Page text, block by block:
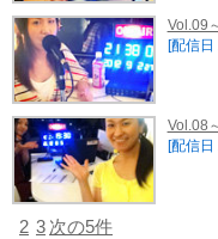
Vol.09
[配信
Vol.08
[配信
2 3 次の5件